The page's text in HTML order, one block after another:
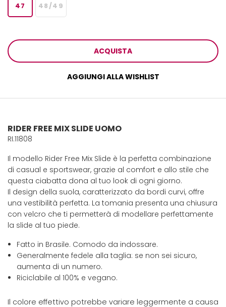
47 48/49
ACQUISTA
AGGIUNGI ALLA WISHLIST
RIDER FREE MIX SLIDE UOMO
RI.11808
Il modello Rider Free Mix Slide è la perfetta combinazione
di casual e sportswear, grazie al comfort e allo stile che
questa ciabatta dona al tuo look di ogni giorno.
Il design della suola, caratterizzato da bordi curvi, offre
una vestibilità perfetta. La tomania presenta una chiusura
con velcro che ti permetterà di modellare perfettamente
la slide al tuo piede.
Fatto in Brasile. Comodo da indossare.
Generalmente fedele alla taglia: se non sei sicuro,
aumenta di un numero.
Riciclabile al 100% e vegano.
Il colore effettivo potrebbe variare leggermente a causa